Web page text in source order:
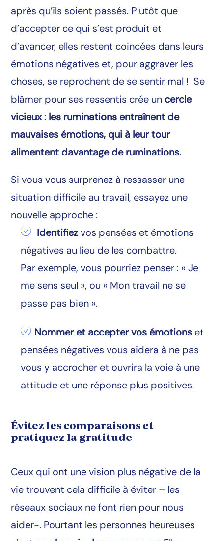
après qu’ils soient passés. Plutôt que
d’accepter ce qui s’est produit et
d’avancer, elles restent coincées dans leurs
émotions négatives et, pour aggraver les
choses, se reprochent de se sentir mal ! Se
blâmer pour ses ressentis crée un cercle
vicieux : les ruminations entraînent de
mauvaises émotions, qui à leur tour
alimentent davantage de ruminations.
Si vous vous surprenez à ressasser une
situation difficile au travail, essayez une
nouvelle approche :
Identifiezvos pensées et émotions
négatives au lieu de les combattre.
Par exemple, vous pourriez penser : « Je
me sens seul », ou « Mon travail ne se
passe pas bien ».
Nommer et accepter vos émotions et
pensées négatives vous aidera à ne pas
vous y accrocher et ouvrira la voie à une
attitude et une réponse plus positives.
Évitez les comparaisons et
pratiquez la gratitude
Ceux qui ont une vision plus négative de la
vie trouvent cela difficile à éviter – les
réseaux sociaux ne font rien pour nous
aider-. Pourtant les personnes heureuses